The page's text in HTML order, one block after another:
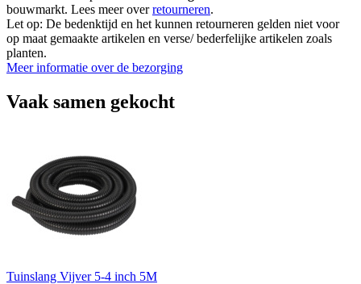
bouwmarkt. Lees meer overretourneren.
Let op: De bedenktijd en het kunnen retourneren gelden niet voor
op maat gemaakte artikelen en verse/ bederfelijke artikelen zoals
planten.
Meer informatie over de bezorging
Vaak samen gekocht
Tuinslang Vijver 5-4 inch 5M